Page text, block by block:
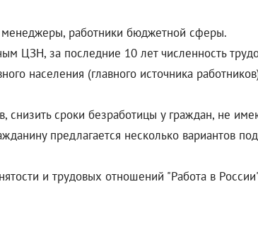
менеджеры, работники бюджетной сферы.
ЦЗН, за последние 10 лет численность
населения (главного источника
снизить сроки безработицы у граждан, не
предлагается несколько вариантов
и трудовых отношений "Работа в